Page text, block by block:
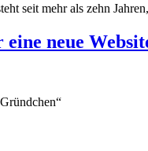
seit mehr als zehn
neue